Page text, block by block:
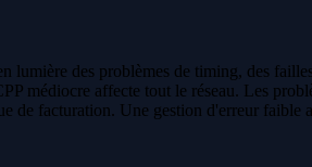
des problèmes de timing, des
médiocre affecte tout le réseau. Les
de facturation. Une gestion d'erreur